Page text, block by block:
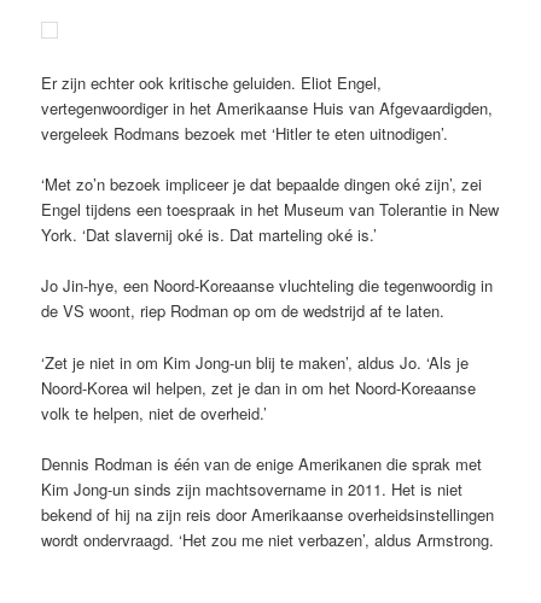
Er zijn echter ook kritische geluiden. Eliot Engel,
vertegenwoordiger in het Amerikaanse Huis van Afgevaardigden,
vergeleek Rodmans bezoek met ‘Hitler te eten uitnodigen’.
‘Met zo’n bezoek impliceer je dat bepaalde dingen oké zijn’, zei
Engel tijdens een toespraak in het Museum van Tolerantie in New
York. ‘Dat slavernij oké is. Dat marteling oké is.’
Jo Jin-hye, een Noord-Koreaanse vluchteling die tegenwoordig in
de VS woont, riep Rodman op om de wedstrijd af te laten.
‘Zet je niet in om Kim Jong-un blij te maken’, aldus Jo. ‘Als je
Noord-Korea wil helpen, zet je dan in om het Noord-Koreaanse
volk te helpen, niet de overheid.’
Dennis Rodman is één van de enige Amerikanen die sprak met
Kim Jong-un sinds zijn machtsovername in 2011. Het is niet
bekend of hij na zijn reis door Amerikaanse overheidsinstellingen
wordt ondervraagd. ‘Het zou me niet verbazen’, aldus Armstrong.